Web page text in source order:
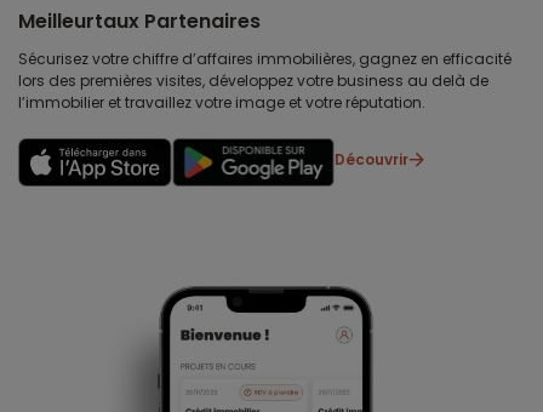
Meilleurtaux Partenaires
Sécurisez votre chiffre d’affaires immobilières, gagnez en efficacité
lors des premières visites, développez votre business au delà de
l’immobilier et travaillez votre image et votre réputation.
Découvrir